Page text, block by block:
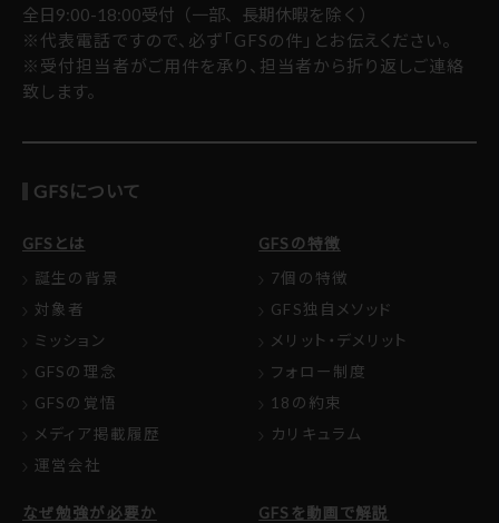
全日9:00-18:00受付（一部、長期休暇を除く）
※代表電話ですので、必ず「GFSの件」とお伝えください。
※受付担当者がご用件を承り、担当者から折り返しご連絡
致します。
GFSについて
GFSとは
誕生の背景
対象者
ミッション
GFSの理念
GFSの覚悟
メディア掲載履歴
運営会社
GFSの特徴
7個の特徴
GFS独自メソッド
メリット・デメリット
フォロー制度
18の約束
カリキュラム
なぜ勉強が必要か
GFSを動画で解説